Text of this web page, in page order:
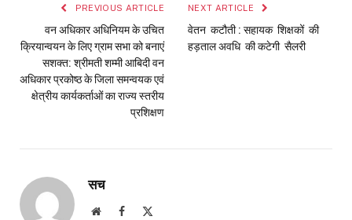
PREVIOUS ARTICLE
वन अधिकार अधिनियम के उचित
क्रियान्वयन के लिए ग्राम सभा को बनाएं
सशक्त: श्रीमती शम्मी आबिदी वन
अधिकार प्रकोष्ठ के जिला समन्वयक एवं
क्षेत्रीय कार्यकर्ताओं का राज्य स्तरीय
प्रशिक्षण
NEXT ARTICLE
वेतन कटौती : सहायक शिक्षकों की
हड़ताल अवधि की कटेगी सैलरी
सच
WebsiteFacebook